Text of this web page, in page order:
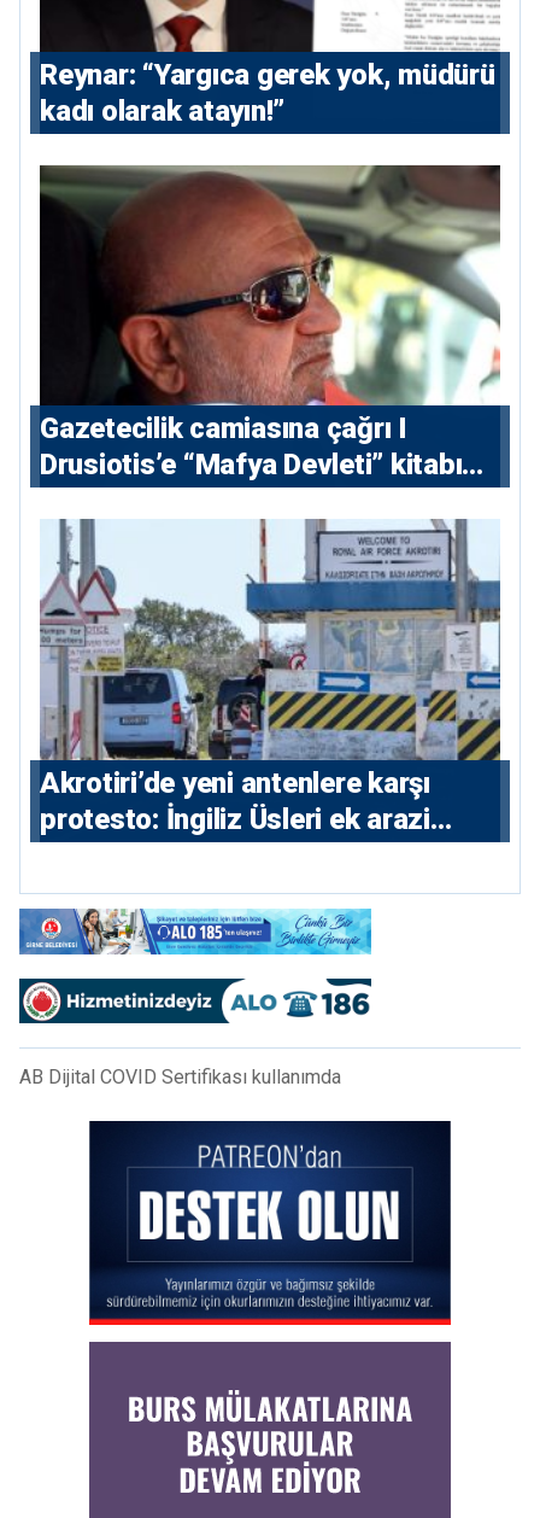
Reynar: “Yargıca gerek yok, müdürü
kadı olarak atayın!”
Gazetecilik camiasına çağrı I
⁠Drusiotis’e “Mafya Devleti” kitabı
⁠Akrotiri’de yeni antenlere karşı
protesto: İngiliz Üsleri ek arazi
AB Dijital COVID Sertifikası kullanımda